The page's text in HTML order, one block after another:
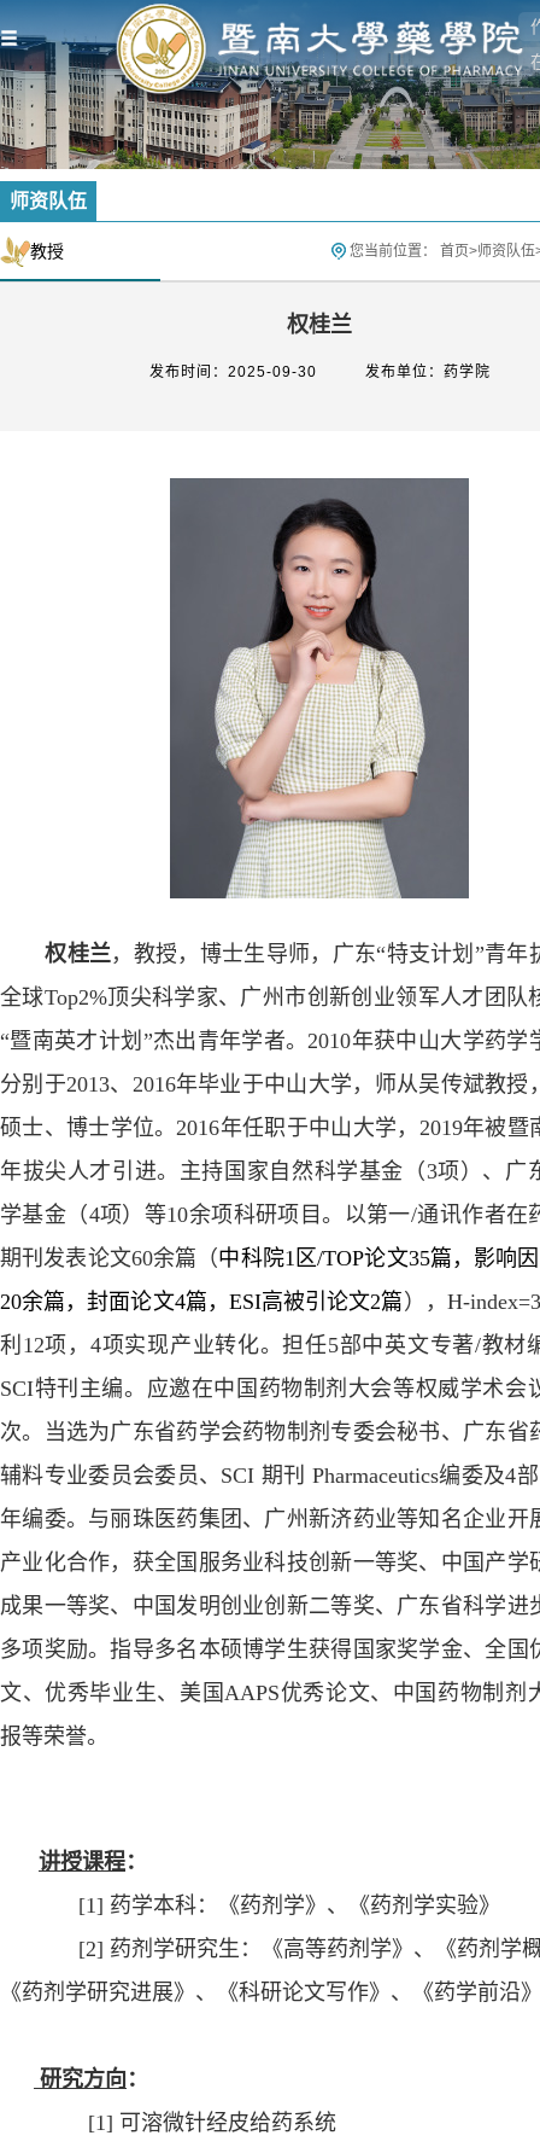
师资队伍
教授 您当前位置： 首页>师资队伍
权桂兰
发布时间：2025-09-30 发布单位：药学院
权桂兰， 教授 ， 博士生导师 ，广东“特支计划”青年
全球Top2%顶尖科学家、 广州市创新创业领军人才团队
“暨南英才计划”杰出青年学者。2010年获中山大学药学
分别于2013、 2016年毕业于中山大学，师从吴传斌教授
硕士、博士学位。2016年任职于中山大学， 2019年被暨
年拔尖人才引进。 主持国家自然科学基金 （3项） 、广
学基金 （4项）等10余项科研项目。 以第一/通讯作者在
期刊发表论文60余篇（中科院1 区/TOP论文35篇， 影响
20余篇，封面论文4篇 ， ESI高被引论文2篇 ） ， H-index=3
利 12项， 4项实现产业转化。担任5部中英文专著/教材
SCI特刊主编。 应邀在中国药物制剂大会等权威学术会
次。
当选为广东省药学会药物制剂专委会秘书、广东省
辅料专业委员会委员、 SCI 期刊 Pharmaceutics编委及4部
年编委。 与丽珠医药集团、广州新济药业等知名企业开
产业化合作，获全国服务业科技创新一等奖、 中国产学
成果一等奖、中国发明创业创新二等奖、广东省科学进
多项奖励。指导多名本硕博学生获得国家奖学金、全国
文、优秀毕业生、美国AAPS优秀论文、中国药物制剂
报等荣誉。
讲授课程：
[1] 药学本科： 《药剂学》 、《药剂学实验》
[2] 药剂学研究生 ： 《高等药剂学》 、《药剂学
《药剂学研究进展》、《科研论文写作》、《药学前沿
研究方向 ：
[1] 可溶微针经皮给药系统